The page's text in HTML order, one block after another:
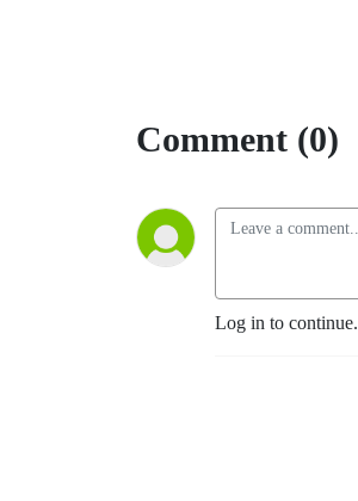
Comment (0)
Log in to continue.